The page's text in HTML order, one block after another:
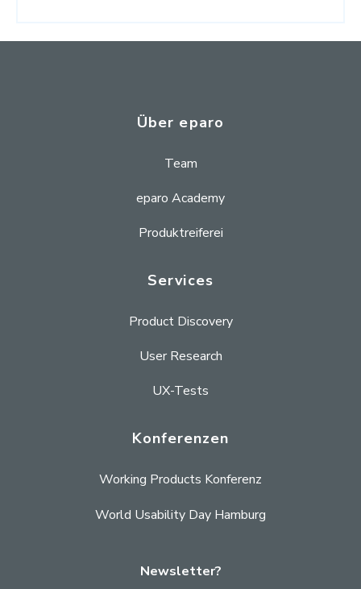
Über eparo
Team
eparo Academy
Produktreiferei
Services
Product Discovery
User Research
UX-Tests
Konferenzen
Working Products Konferenz
World Usability Day Hamburg
Newsletter?